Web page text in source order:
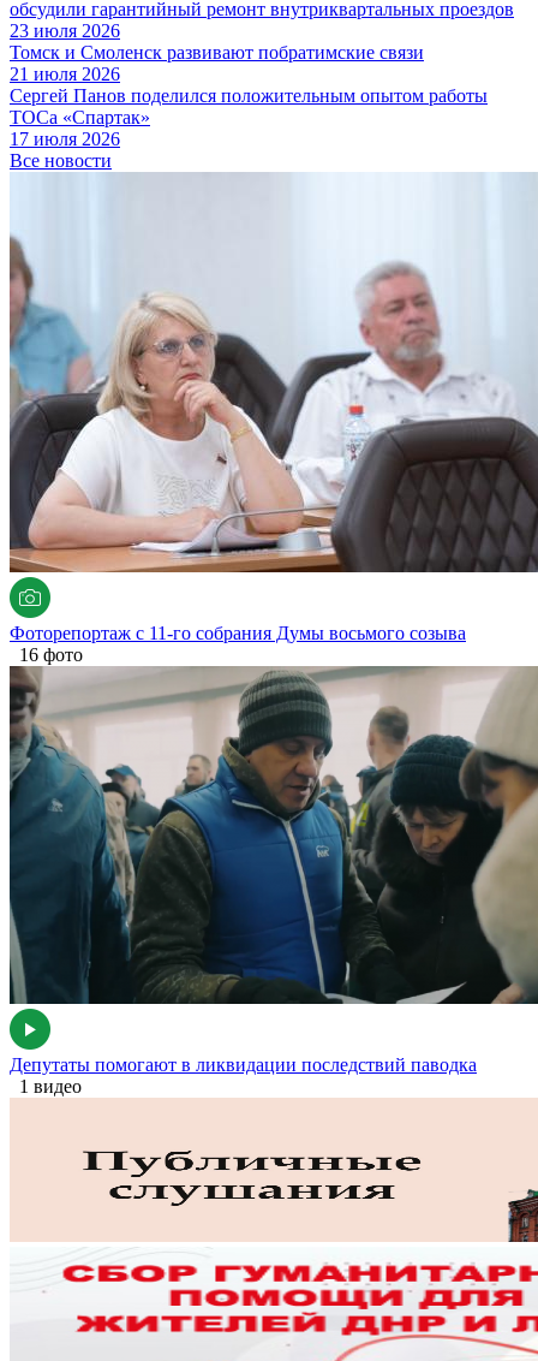
обсудили гарантийный ремонт внутриквартальных проездов
23 июля 2026
Томск и Смоленск развивают побратимские связи
21 июля 2026
Сергей Панов поделился положительным опытом работы
ТОСа «Спартак»
17 июля 2026
Все новости
Фоторепортаж с 11-го собрания Думы восьмого созыва
16 фото
Депутаты помогают в ликвидации последствий паводка
1 видео